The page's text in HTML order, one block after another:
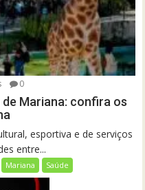
0
Mariana: confira os
esportiva e de serviços
entre...
Mariana Saúde